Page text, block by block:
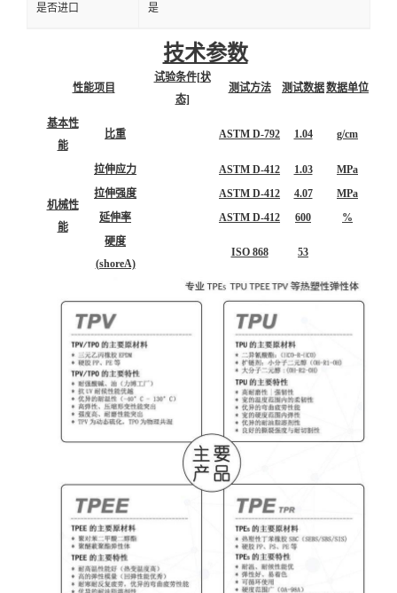
是否进口 是
技术参数
性能项目
试验条件[状
态]
测试方法 测试数据数据单位
基本性
能
比重 ASTM D-792 1.04 g/cm
机械性
能
拉伸应力 ASTM D-412 1.03
MPa
拉伸强度
ASTM D-412 4.07
MPa
延伸率
ASTM D-412 600
%
硬度
(shoreA)
ISO 868 53